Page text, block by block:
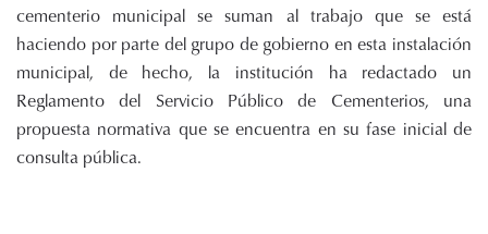
cementerio municipal se suman al trabajo que se está
haciendo por parte del grupo de gobierno en esta instalación
municipal, de hecho, la institución ha redactado un
Reglamento del Servicio Público de Cementerios, una
propuesta normativa que se encuentra en su fase inicial de
consulta pública.